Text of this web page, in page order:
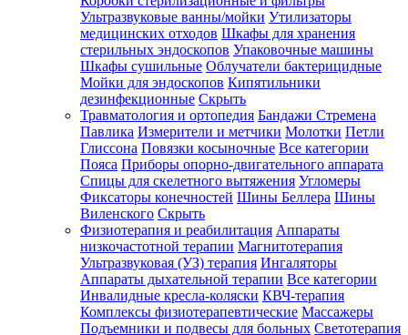
Ультразвуковые ванны/мойки Утилизаторы
медицинских отходов Шкафы для хранения
стерильных эндоскопов Упаковочные машины
Шкафы сушильные Облучатели бактерицидные
Мойки для эндоскопов Кипятильники
дезинфекционные Скрыть
Травматология и ортопедия Бандажи Стремена
Павлика Измерители и метчики Молотки Петли
Глиссона Повязки косыночные Все категории
Пояса Приборы опорно-двигательного аппарата
Спицы для скелетного вытяжения Угломеры
Фиксаторы конечностей Шины Беллера Шины
Виленского Скрыть
Физиотерапия и реабилитация Аппараты
низкочастотной терапии Магнитотерапия
Ультразвуковая (УЗ) терапия Ингаляторы
Аппараты дыхательной терапии Все категории
Инвалидные кресла-коляски КВЧ-терапия
Комплексы физиотерапевтические Массажеры
Подъемники и подвесы для больных Светотерапия